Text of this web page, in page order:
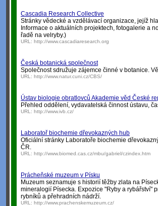
Cascadia Research Collective
Stránky vědecké a vzdělávací organizace, jejíž
Informace o aktuálních projektech, fotogalerie a
řadě na velryby.)
URL: http://www.cascadiaresearch.org
Česká botanická společnost
Společnost sdružuje zájemce činné v botanice.
URL: http://www.natur.cuni.cz/CBS/
Ústav biologie obratlovců Akademie věd České
Přehled oddělení, vydavatelská činnost ústavu,
URL: http://www.ivb.cz/
Laboratoř biochemie dřevokazných hub
Oficiální stránky Laboratoře biochemie
ČR.
URL: http://www.biomed.cas.cz/mbu/gabriel/czindex.htm
Prácheňské muzeum v Písku
Muzeum seznamuje s historií těžby zlata na
mineralogií Písecka. Expozice "Ryby a rybářství"
rybníků a přehradních nádrží.
URL: http://www.prachenskemuzeum.cz/